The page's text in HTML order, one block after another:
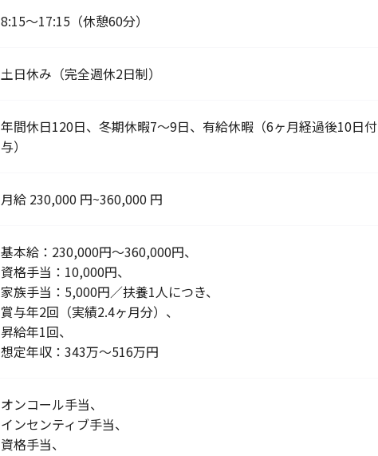
8:15～17:15（休憩60分）
土日休み（完全週休2日制）
年間休日120日、冬期休暇7～9日、有給休暇（6ヶ月経過後10日付
与）
月給 230,000 円~360,000 円
基本給：230,000円～360,000円、
資格手当：10,000円、
家族手当：5,000円／扶養1人につき、
賞与年2回（実績2.4ヶ月分）、
昇給年1回、
想定年収：343万～516万円
オンコール手当、
インセンティブ手当、
資格手当、